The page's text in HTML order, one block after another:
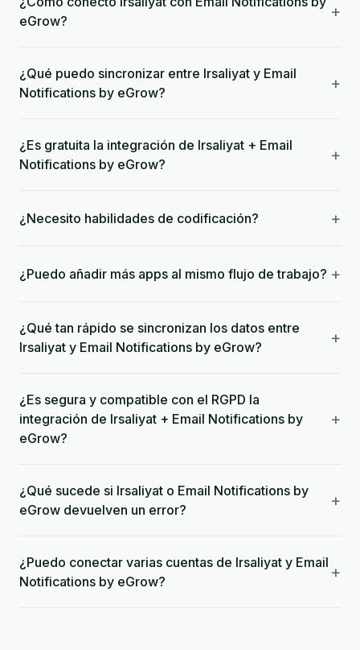
eGrow?
+
¿Qué puedo sincronizar entre Irsaliyat y Email
Notifications by eGrow?
+
¿Es gratuita la integración de Irsaliyat + Email
Notifications by eGrow?
+
¿Necesito habilidades de codificación? +
¿Puedo añadir más apps al mismo flujo de trabajo? +
¿Qué tan rápido se sincronizan los datos entre
Irsaliyat y Email Notifications by eGrow?
+
¿Es segura y compatible con el RGPD la
integración de Irsaliyat + Email Notifications by
eGrow?
+
¿Qué sucede si Irsaliyat o Email Notifications by
eGrow devuelven un error?
+
¿Puedo conectar varias cuentas de Irsaliyat y Email
Notifications by eGrow?
+